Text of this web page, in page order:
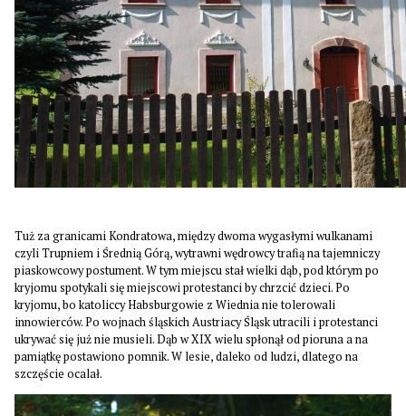
Tuż za granicami Kondratowa, między dwoma wygasłymi wulkanami
czyli Trupniem i Średnią Górą, wytrawni wędrowcy trafią na tajemniczy
piaskowcowy postument. W tym miejscu stał wielki dąb, pod którym po
kryjomu spotykali się miejscowi protestanci by chrzcić dzieci. Po
kryjomu, bo katoliccy Habsburgowie z Wiednia nie tolerowali
innowierców. Po wojnach śląskich Austriacy Śląsk utracili i protestanci
ukrywać się już nie musieli. Dąb w XIX wielu spłonął od pioruna a na
pamiątkę postawiono pomnik. W lesie, daleko od ludzi, dlatego na
szczęście ocalał.